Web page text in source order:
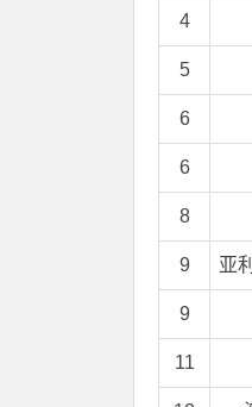
4
5
6
6
8
9 亚
9
11